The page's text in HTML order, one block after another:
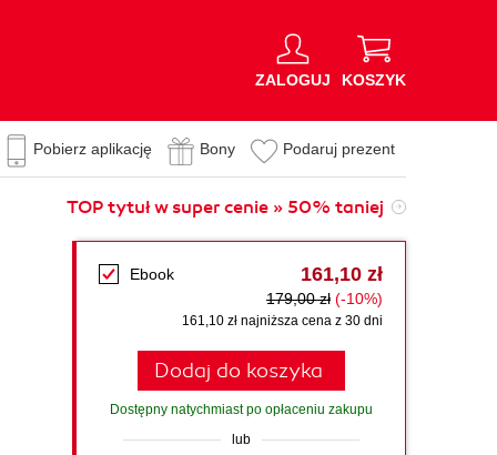
ZALOGUJ KOSZYK
Pobierz aplikację Bony Podaruj prezent
TOP tytuł w super cenie » 50% taniej
Ebook 161,10 zł
179,00 zł (-10%)
161,10 zł najniższa cena z 30 dni
Dodaj do koszyka
Dostępny natychmiast po opłaceniu zakupu
lub